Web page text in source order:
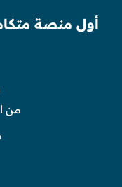
أول منصة
من